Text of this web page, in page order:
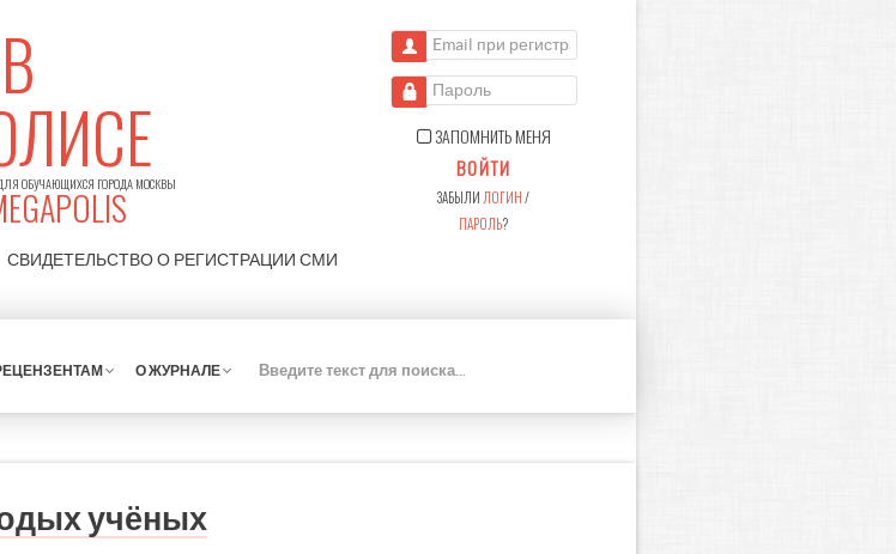
ОБУЧАЮЩИХСЯ ГОРОДА МОСКВЫ
СВИДЕТЕЛЬСТВО О РЕГИСТРАЦИИ СМИ
Email при регистрации
Пароль
ЗАПОМНИТЬ МЕНЯ
ВОЙТИ
ЗАБЫЛИ ЛОГИН/
ПАРОЛЬ?
О ЖУРНАЛЕ
К
учёных